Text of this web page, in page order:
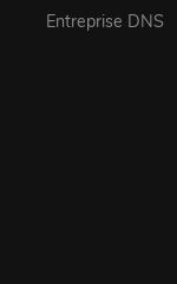
Entreprise DNS